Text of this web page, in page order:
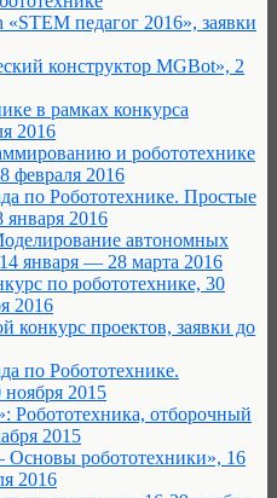
педагог 2016», заявки
конструктор MGBot», 2
в рамках конкурса
2016
и робототехнике
февраля 2016
по Робототехнике. Простые
2016
автономных
января — 28 марта 2016
по робототехнике, 30
2016
конкурс проектов, заявки до
по Робототехнике.
2015
Робототехника, отборочный
2015
робототехники», 16
2016